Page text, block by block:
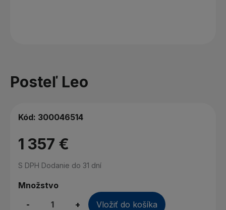
Posteľ Leo
Kód: 300046514
1 357 €
S DPH Dodanie do 31 dní
Množstvo
-
+ Vložiť do košíka